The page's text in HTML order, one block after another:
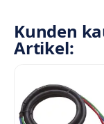
Kunden
Artikel: